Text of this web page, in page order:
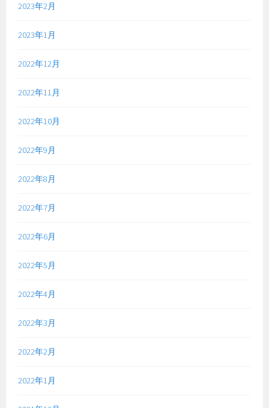
2023年2月
2023年1月
2022年12月
2022年11月
2022年10月
2022年9月
2022年8月
2022年7月
2022年6月
2022年5月
2022年4月
2022年3月
2022年2月
2022年1月